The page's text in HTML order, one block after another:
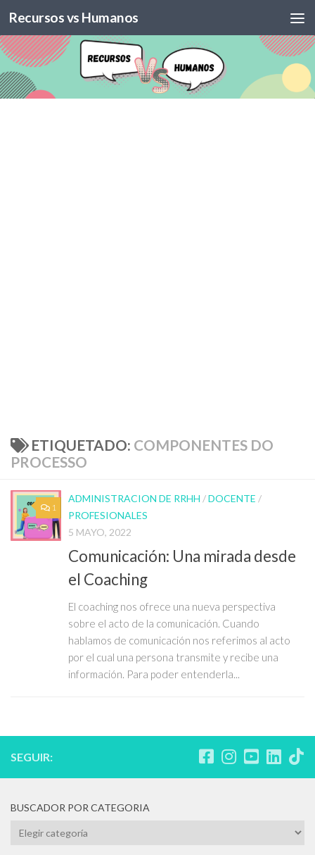
Skip to content
Recursos vs Humanos
ETIQUETADO: COMPONENTES DO
PROCESSO
1
ADMINISTRACION DE RRHH /DOCENTE /
PROFESIONALES
5 MAYO, 2022
Comunicación: Una mirada desde
el Coaching
El coaching nos ofrece una nueva perspectiva
sobre el acto de la comunicación. Cuando
hablamos de comunicación nos referimos al acto
por el cual una persona transmite y recibe una
información. Para poder entenderla...
SEGUIR:
BUSCADOR POR CATEGORIA
BUSCADOR